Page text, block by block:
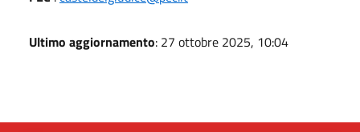
Ultimo aggiornamento: 27 ottobre 2025, 10:04